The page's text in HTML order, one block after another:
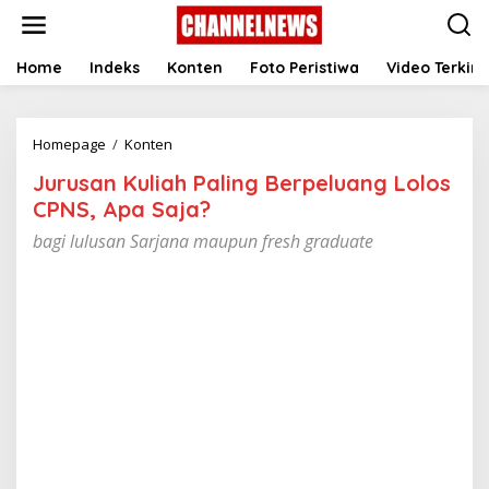
t
Home Indeks Konten Foto Peristiwa Video Terkini
Homepage / Konten
r
u
s
a
Jurusan Kuliah Paling Berpeluang Lolos
CPNS, Apa Saja?
bagi lulusan Sarjana maupun fresh graduate